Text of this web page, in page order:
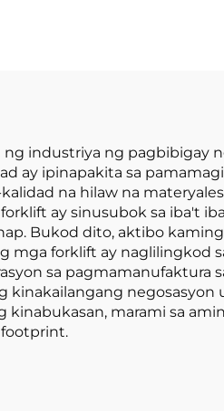
ng industriya ng
ay ipinapakita sa
na hilaw na
ay sinusubok sa iba't
Bukod dito, aktibo
mga forklift ay
sa pagmamanufaktura
kinabukasan, marami sa